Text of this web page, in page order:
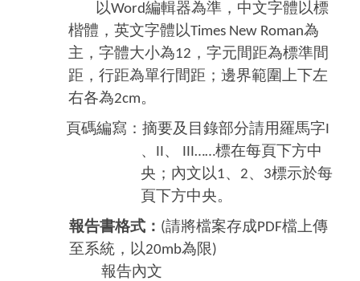
以Word編輯器為準，中文字體以標
楷體，英文字體以Times New Roman為
主，字體大小為12 ，字元間距為標準間
距，行距為單行間距；邊界範圍上下左
右各為2cm。
頁碼編寫：摘要及目錄部分請用羅馬字I
、 II、 III……標在每頁下方中
央；內文以1、 2、 3標示於每
頁下方中央。
報告書格式： (請將檔案存成PDF檔上傳
至系統，以20mb為限)
報告內文